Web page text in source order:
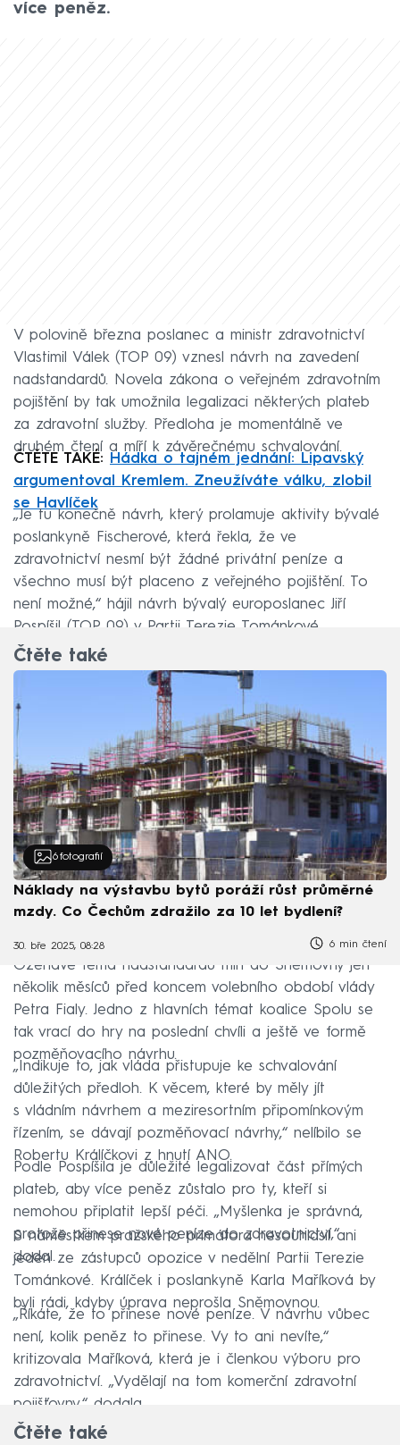
více peněz.
V polovině března poslanec a ministr zdravotnictví
Vlastimil Válek (TOP 09) vznesl návrh na zavedení
nadstandardů. Novela zákona o veřejném zdravotním
pojištění by tak umožnila legalizaci některých plateb
za zdravotní služby. Předloha je momentálně ve
druhém čtení a míří k závěrečnému schvalování.
ČTĚTE TAKÉ:
Hádka o tajném jednání: Lipavský
argumentoval Kremlem. Zneužíváte válku, zlobil
se Havlíček
„Je tu konečně návrh, který prolamuje aktivity bývalé
poslankyně Fischerové, která řekla, že ve
zdravotnictví nesmí být žádné privátní peníze a
všechno musí být placeno z veřejného pojištění. To
není možné,“ hájil návrh bývalý europoslanec Jiří
Pospíšil (TOP 09) v Partii Terezie Tománkové.
Čtěte také
6 fotografií
Náklady na výstavbu bytů poráží růst průměrné
mzdy. Co Čechům zdražilo za 10 let bydlení?
30. bře 2025, 08:28 6 min čtení
Ožehavé téma nadstandardů míří do Sněmovny jen
několik měsíců před koncem volebního období vlády
Petra Fialy. Jedno z hlavních témat koalice Spolu se
tak vrací do hry na poslední chvíli a ještě ve formě
pozměňovacího návrhu.
„Indikuje to, jak vláda přistupuje ke schvalování
důležitých předloh. K věcem, které by měly jít
s vládním návrhem a meziresortním připomínkovým
řízením, se dávají pozměňovací návrhy,“ nelíbilo se
Robertu Králíčkovi z hnutí ANO.
Podle Pospíšila je důležité legalizovat část přímých
plateb, aby více peněz zůstalo pro ty, kteří si
nemohou připlatit lepší péči. „Myšlenka je správná,
protože přinese nové peníze do zdravotnictví,“
dodal.
S náměstkem pražského primátora nesouhlasil ani
jeden ze zástupců opozice v nedělní Partii Terezie
Tománkové. Králíček i poslankyně Karla Maříková by
byli rádi, kdyby úprava neprošla Sněmovnou.
„Říkáte, že to přinese nové peníze. V návrhu vůbec
není, kolik peněz to přinese. Vy to ani nevíte,“
kritizovala Maříková, která je i členkou výboru pro
zdravotnictví. „Vydělají na tom komerční zdravotní
pojišťovny,“ dodala.
Čtěte také